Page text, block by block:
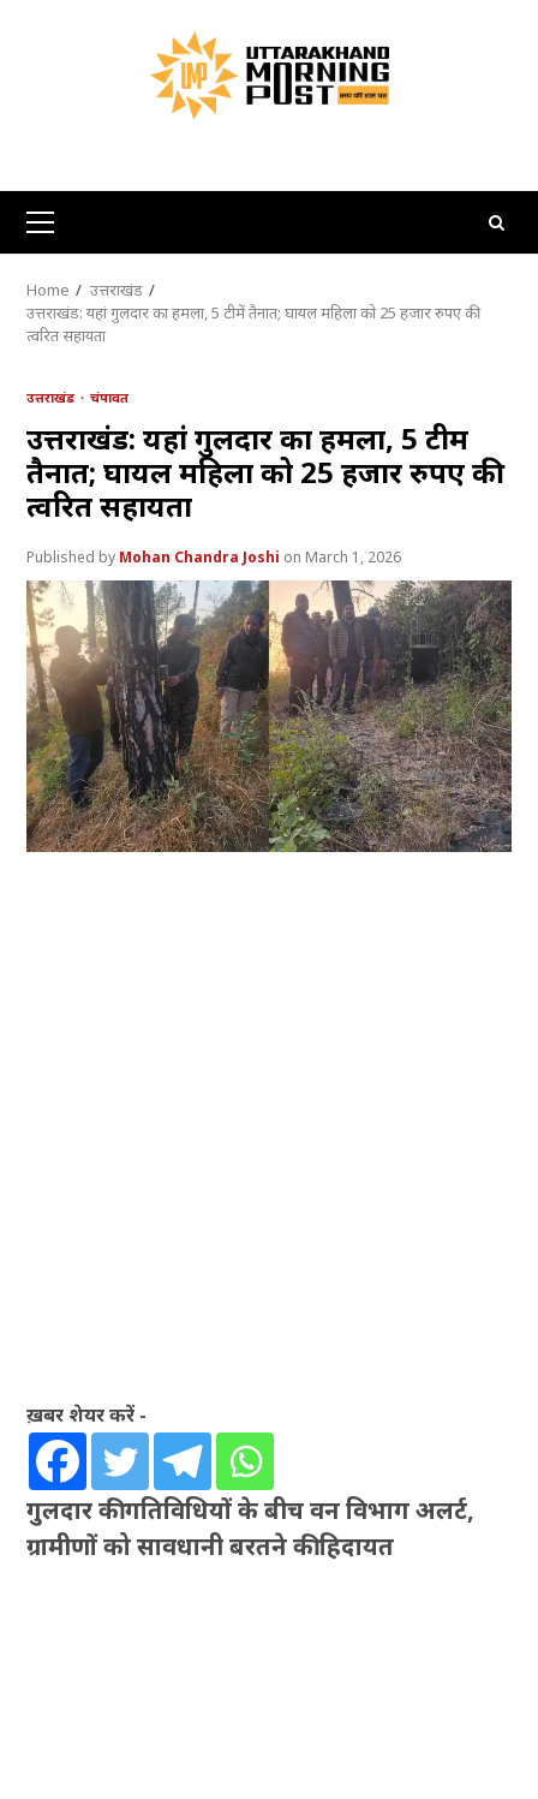
Primary
Menu
Home
उत्तराखंड
उत्तराखंड: यहां गुलदार का हमला, 5 टीमें तैनात; घायल महिला को 25 हजार रुपए की
त्वरित सहायता
उत्तराखंड चंपावत
उत्तराखंड: यहां गुलदार का हमला, 5 टीमें
तैनात; घायल महिला को 25 हजार रुपए की
त्वरित सहायता
Mohan Chandra Joshi March 1, 2026
ख़बर शेयर करें -
गुलदार की गतिविधियों के बीच वन विभाग अलर्ट,
ग्रामीणों को सावधानी बरतने की हिदायत